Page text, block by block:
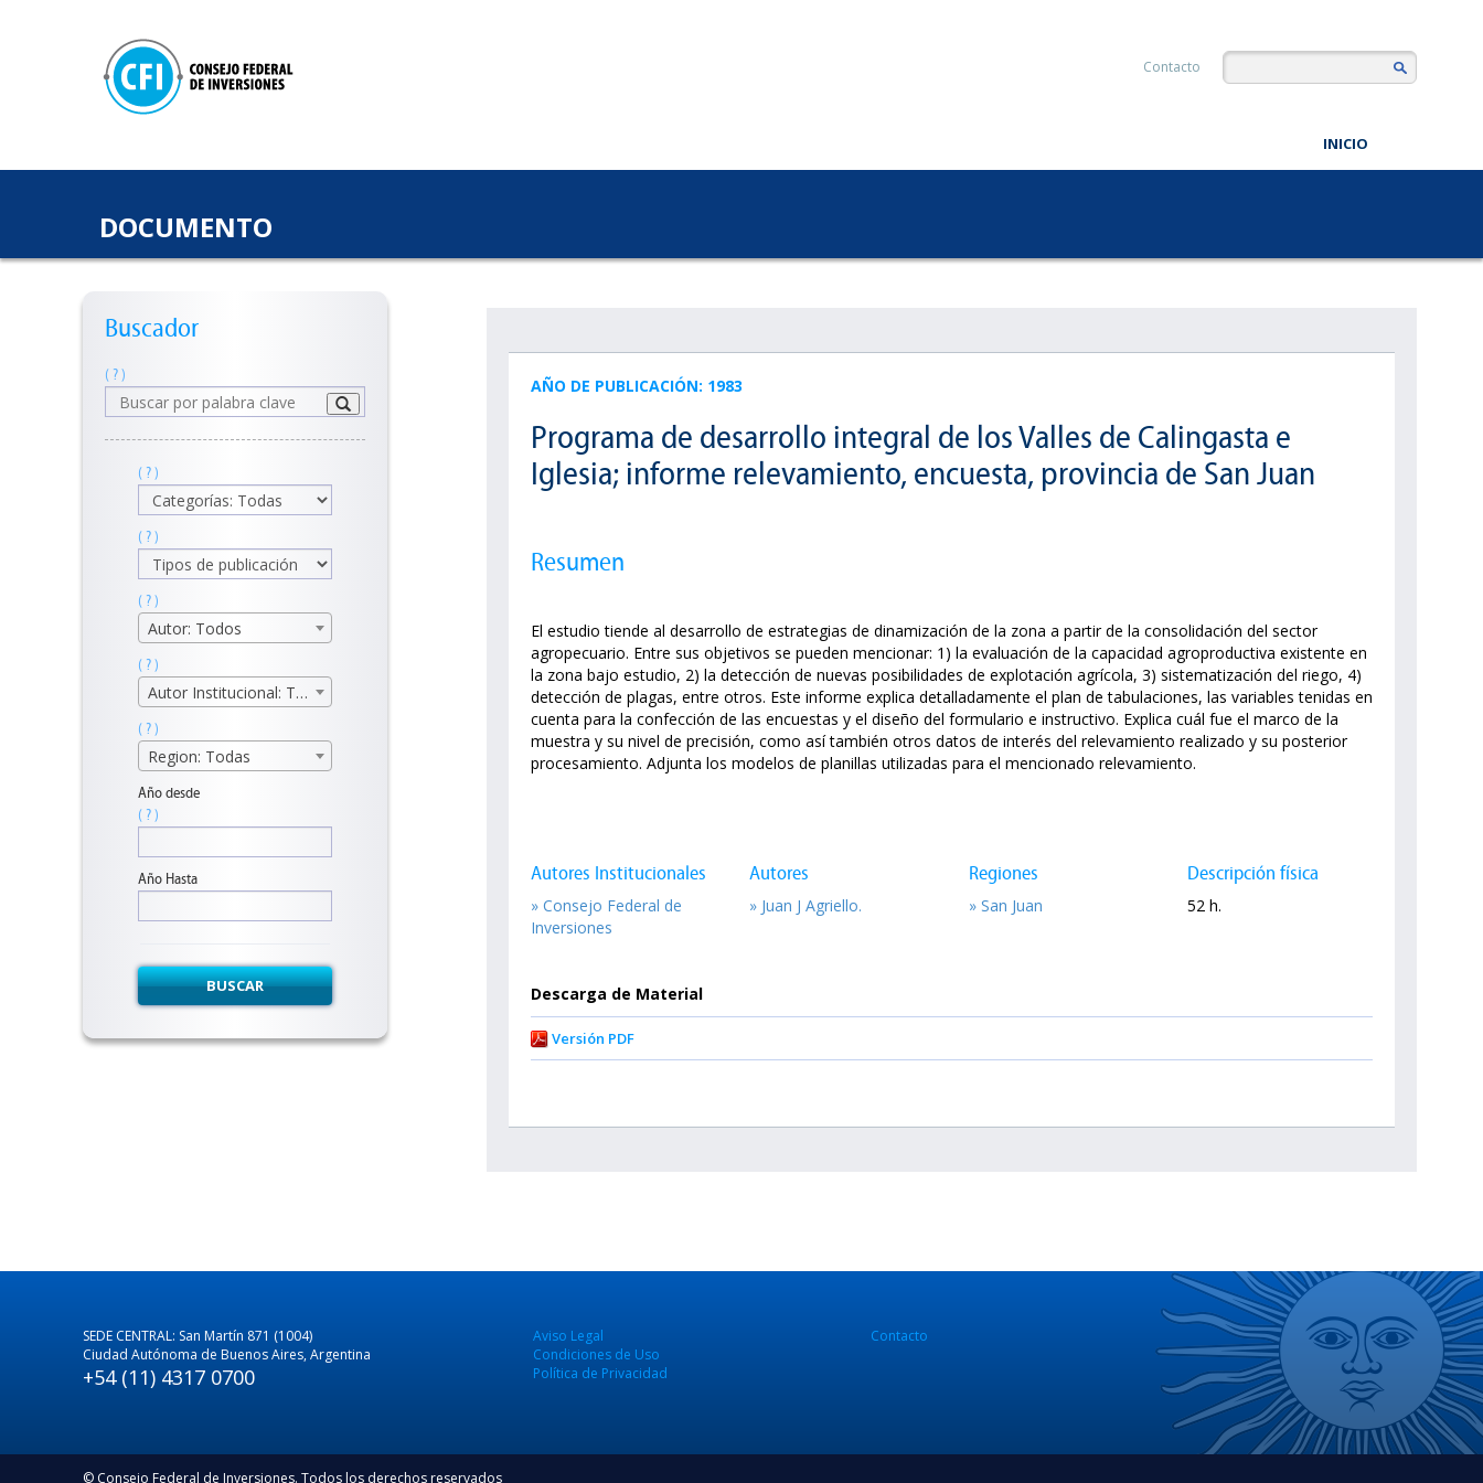
Contacto
INICIO
DOCUMENTO
Buscador
( ? )
( ? )
( ? )
( ? )
Autor: Todos
( ? )
Autor Institucional: Todos
( ? )
Region: Todas
Año desde
( ? )
Año Hasta
BUSCAR
AÑO DE PUBLICACIÓN: 1983
Programa de desarrollo integral de los Valles de Calingasta e
Iglesia; informe relevamiento, encuesta, provincia de San Juan
Resumen
El estudio tiende al desarrollo de estrategias de dinamización de la zona a partir de la consolidación del sector
agropecuario. Entre sus objetivos se pueden mencionar: 1) la evaluación de la capacidad agroproductiva existente en
la zona bajo estudio, 2) la detección de nuevas posibilidades de explotación agrícola, 3) sistematización del riego, 4)
detección de plagas, entre otros. Este informe explica detalladamente el plan de tabulaciones, las variables tenidas en
cuenta para la confección de las encuestas y el diseño del formulario e instructivo. Explica cuál fue el marco de la
muestra y su nivel de precisión, como así también otros datos de interés del relevamiento realizado y su posterior
procesamiento. Adjunta los modelos de planillas utilizadas para el mencionado relevamiento.
Autores Institucionales
» Consejo Federal de
Inversiones
Autores
» Juan J Agriello.
Regiones
» San Juan
Descripción física
52 h.
Descarga de Material
Versión PDF
SEDE CENTRAL: San Martín 871 (1004)
Ciudad Autónoma de Buenos Aires, Argentina
+54 (11) 4317 0700
Aviso Legal
Condiciones de Uso
Política de Privacidad
Contacto
© Consejo Federal de Inversiones. Todos los derechos reservados